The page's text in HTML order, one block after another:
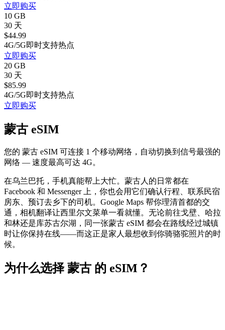
立即购买
10 GB
30 天
$44.99
4G/5G即时支持热点
立即购买
20 GB
30 天
$85.99
4G/5G即时支持热点
立即购买
蒙古 eSIM
您的 蒙古 eSIM 可连接 1 个移动网络，自动切换到信号最强的
网络 — 速度最高可达 4G。
在乌兰巴托，手机真能帮上大忙。蒙古人的日常都在
Facebook 和 Messenger 上，你也会用它们确认行程、联系民宿
房东、预订去乡下的司机。Google Maps 帮你理清首都的交
通，相机翻译让西里尔文菜单一看就懂。无论前往戈壁、哈拉
和林还是库苏古尔湖，同一张蒙古 eSIM 都会在路线经过城镇
时让你保持在线——而这正是家人最想收到你骑骆驼照片的时
候。
为什么选择 蒙古 的 eSIM？